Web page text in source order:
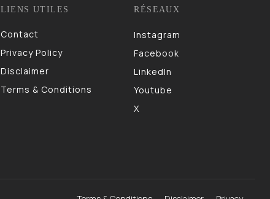
LIENS UTILES
Contact
Privacy Policy
Disclaimer
Terms & Conditions
RÉSEAUX
Instagram
Facebook
LinkedIn
Youtube
X